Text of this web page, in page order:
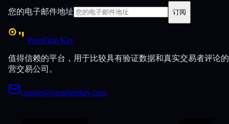
您的电子邮件地址 订阅
PropFirm Key
值得信赖的平台，用于比较具有验证数据和真实交易者评论
营交易公司。
contact@propfirmkey.com